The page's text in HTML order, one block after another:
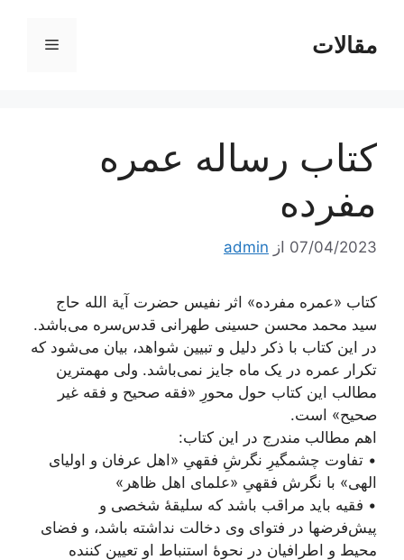
محتوامقالات فهرست
کتاب رساله عمره
مفرده
07/04/2023 از admin
کتاب «عمره مفرده» اثر نفیس حضرت آیة الله حاج
سید محمد محسن حسینی طهرانی قدس‌سره می‌باشد.
در این کتاب با ذکر دلیل و تبیین شواهد، بیان می‌شود که
تکرار عمره در یک ماه جایز نمی‌باشد. ولی مهمترین
مطالب این کتاب حول محورِ «فقه صحیح و فقه غیر
صحیح» است.
اهم مطالب مندرج در این کتاب:
• تفاوت چشمگیرِ نگرشِ فقهیِ «اهل عرفان و اولیای
الهی» با نگرش فقهیِ «علمای اهل ظاهر»
• فقیه باید مراقب باشد که سلیقۀ شخصی و
پیش‌فرضها در فتوای وی دخالت نداشته باشد، و فضای
محیط و اطرافیان در نحوۀ استنباط او تعیین کننده